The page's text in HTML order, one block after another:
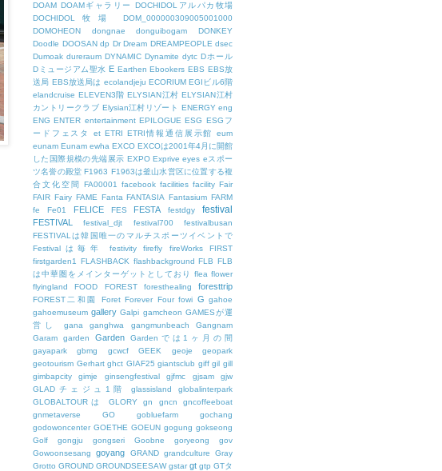
DOAM DOAMギャラリー
DOCHIDOLアルパカ牧場
DOCHIDOL牧場
DOM_000000309005001000
DOMOHEON
dongnae donguibogam
DONKEY
Doodle DOOSAN dp Dr Dream DREAMPEOPLE dsec
Dumoak dureraum DYNAMIC Dynamite dytc Dホール
Dミュージアム聖水 E Earthen Ebookers EBS EBS放
送局 EBS放送局は ecolandjeju ECORIUM EGIビル6階
elandcruise ELEVEN3階 ELYSIAN江村 ELYSIAN江村
カントリークラブ Elysian江村リゾート ENERGY eng
ENG ENTER entertainment EPILOGUE ESG ESGフ
ードフェスタ
et ETRI ETRI情報通信展示館
eum
eunam Eunam ewha EXCO EXCOは2001年4月に開館
した国際規模の先端展示 EXPO Exprive eyes eスポー
ツ名誉の殿堂 F1963 F1963は釜山水営区に位置する複
合文化空間
FA00001 facebook facilities facility Fair
FAIR Fairy FAME Fanta FANTASIA Fantasium FARM
fe
Fe01 FELICE FES FESTA festdgy festival
FESTIVAL festival_djt festival700
festivalbusan
FESTIVALは韓国唯一のマルチスポーツイベントで
Festivalは毎年
festivity firefly fireWorks
FIRST
firstgarden1
FLASHBACK flashbackground FLB FLB
は中華圏をメインターゲットとしており
flea flower
flyingland
FOOD FOREST foresthealing foresttrip
FOREST二和園 Foret Forever Four fowi G gahoe
gahoemuseum gallery Galpi gamcheon GAMESが運
営し
gana ganghwa gangmunbeach
Gangnam
Garam
garden Garden
Gardenでは1ヶ月の間
gayapark
gbmg gcwcf GEEK geoje
geopark
geotourism Gerhart ghct GIAF25 giantsclub giff gil gill
gimbapcity
gimje ginsengfestival gjfmc gjsam
gjw
GLADチェジュ1階
glassisland
globalinterpark
GLOBALTOURは
GLORY gn gncn
gncoffeeboat
gnmetaverse
GO gobluefarm
gochang
godowoncenter GOETHE GOEUN gogung gokseong
Golf
gongju gongseri Goobne goryeong
gov
Gowoonsesang
goyang GRAND grandculture
Gray
Grotto GROUND GROUNDSEESAW gstar gt gtp GTタ